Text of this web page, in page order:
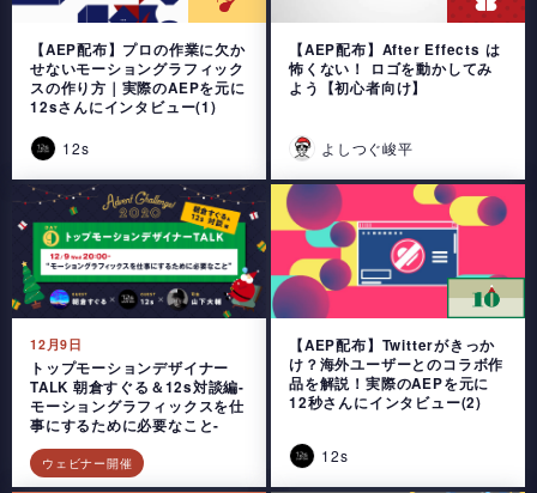
【AEP配布】プロの作業に欠か
せないモーショングラフィック
スの作り方｜実際のAEPを元に
12sさんにインタビュー(1)
12s
【AEP配布】After Effects は
怖くない！ ロゴを動かしてみ
よう【初心者向け】
よしつぐ峻平
12月9日
トップモーションデザイナー
TALK 朝倉すぐる＆12s対談編-
モーショングラフィックスを仕
事にするために必要なこと-
ウェビナー開催
【AEP配布】Twitterがきっか
け？海外ユーザーとのコラボ作
品を解説！実際のAEPを元に
12秒さんにインタビュー(2)
12s